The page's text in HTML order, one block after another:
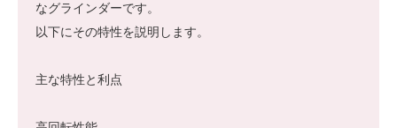
なグラインダーです。
以下にその特性を説明します。
主な特性と利点